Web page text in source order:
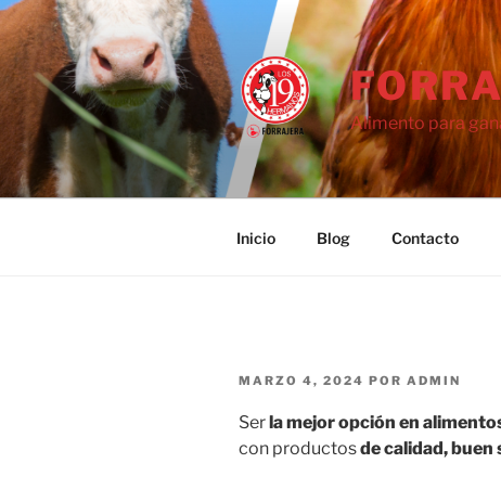
Saltar
al
contenido
Alimento para
Inicio Blog Contacto
PUBLICADO
MARZO 4, 2024 POR ADMIN
Serla mejor opción en
con productosde calidad,